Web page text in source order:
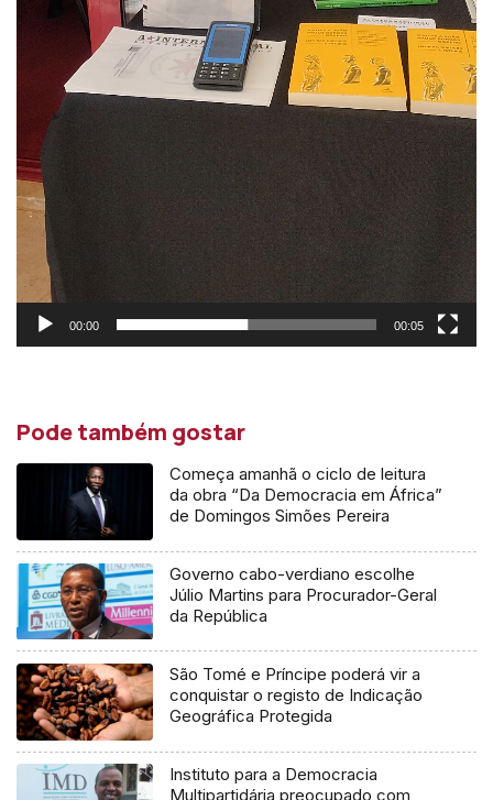
00:00 00:05
Pode também gostar
Começa amanhã o ciclo de leitura
da obra “Da Democracia em África”
de Domingos Simões Pereira
Governo cabo-verdiano escolhe
Júlio Martins para Procurador-Geral
da República
São Tomé e Príncipe poderá vir a
conquistar o registo de Indicação
Geográfica Protegida
Instituto para a Democracia
Multipartidária preocupado com